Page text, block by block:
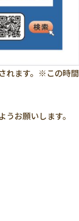
れます。※この時間
お願いします。